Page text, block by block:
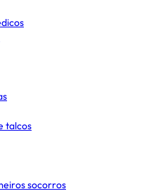
talcos
socorros